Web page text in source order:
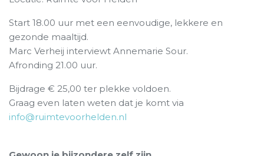
Start 18.00 uur met een eenvoudige, lekkere en
gezonde maaltijd.
Marc Verheij interviewt Annemarie Sour.
Afronding 21.00 uur.
Bijdrage € 25,00 ter plekke voldoen.
Graag even laten weten dat je komt via
info@ruimtevoorhelden.nl